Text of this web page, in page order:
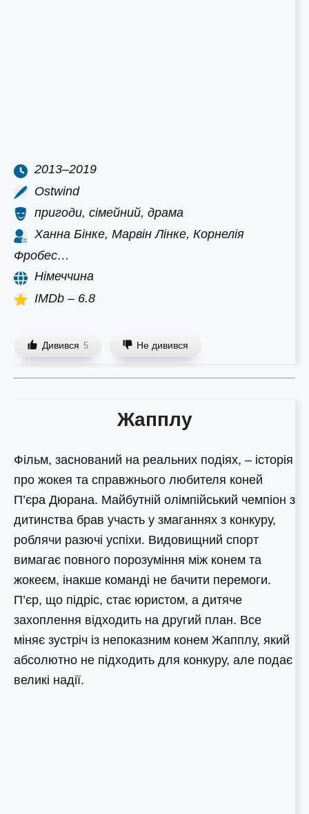
2013–2019
Ostwind
пригоди, сімейний, драма
Ханна Бінке, Марвін Лінке, Корнелія
Фробес…
Німеччина
IMDb – 6.8
Дивився 5 Не дивився
Жапплу
Фільм, заснований на реальних подіях, – історія
про жокея та справжнього любителя коней
П’єра Дюрана. Майбутній олімпійський чемпіон з
дитинства брав участь у змаганнях з конкуру,
роблячи разючі успіхи. Видовищний спорт
вимагає повного порозуміння між конем та
жокеєм, інакше команді не бачити перемоги.
П’єр, що підріс, стає юристом, а дитяче
захоплення відходить на другий план. Все
міняє зустріч із непоказним конем Жапплу, який
абсолютно не підходить для конкуру, але подає
великі надії.